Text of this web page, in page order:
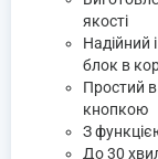
якості
Надійний
блок в
Простий в
кнопкою
З
До 30